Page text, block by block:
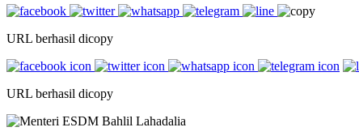
URL berhasil dicopy
URL berhasil dicopy